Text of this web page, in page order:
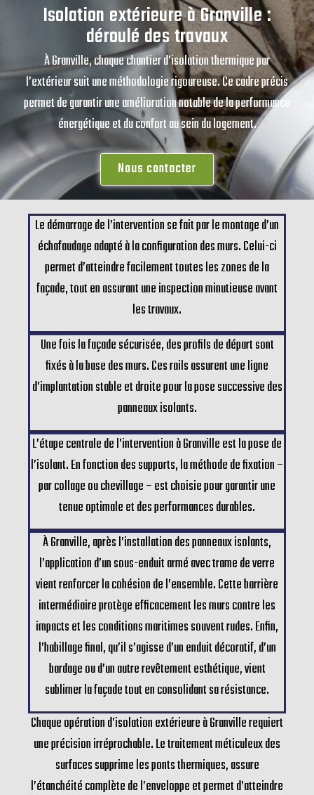
Isolation extérieure à Granville :
déroulé des travaux
À Granville, chaque chantier d’isolation thermique par
l’extérieur suit une méthodologie rigoureuse. Ce cadre précis
permet de garantir une amélioration notable de la performance
énergétique et du confort au sein du logement.
Nous contacter
Le démarrage de l’intervention se fait par le montage d’un
échafaudage adapté à la configuration des murs. Celui-ci
permet d’atteindre facilement toutes les zones de la
façade, tout en assurant une inspection minutieuse avant
les travaux.
Une fois la façade sécurisée, des profils de départ sont
fixés à la base des murs. Ces rails assurent une ligne
d’implantation stable et droite pour la pose successive des
panneaux isolants.
L’étape centrale de l’intervention à Granville est la pose de
l’isolant. En fonction des supports, la méthode de fixation –
par collage ou chevillage – est choisie pour garantir une
tenue optimale et des performances durables.
À Granville, après l’installation des panneaux isolants,
l’application d’un sous-enduit armé avec trame de verre
vient renforcer la cohésion de l’ensemble. Cette barrière
intermédiaire protège efficacement les murs contre les
impacts et les conditions maritimes souvent rudes. Enfin,
l’habillage final, qu’il s’agisse d’un enduit décoratif, d’un
bardage ou d’un autre revêtement esthétique, vient
sublimer la façade tout en consolidant sa résistance.
Chaque opération d’isolation extérieure à Granville requiert
une précision irréprochable. Le traitement méticuleux des
surfaces supprime les ponts thermiques, assure
l’étanchéité complète de l’enveloppe et permet d’atteindre